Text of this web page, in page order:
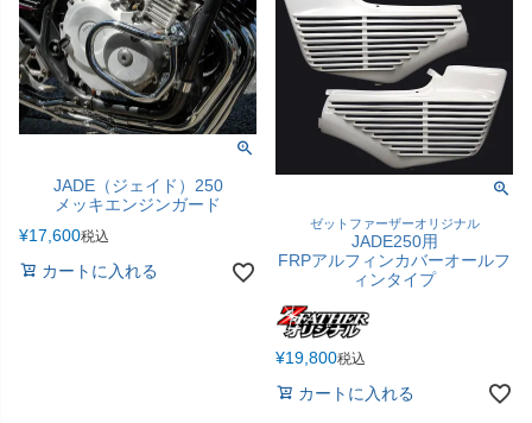
JADE（ジェイド）250
メッキエンジンガード
¥17,600税込
カートに入れる
ゼットファーザーオリジナル
JADE250用
FRPアルフィンカバーオールフ
ィンタイプ
¥19,800税込
カートに入れる